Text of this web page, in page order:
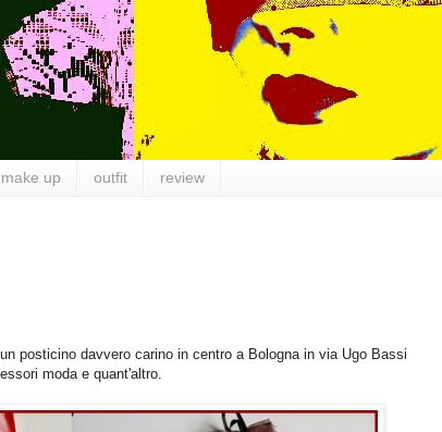
make up outfit review
posticino davvero carino in centro a Bologna in via Ugo Bassi
moda e quant'altro.